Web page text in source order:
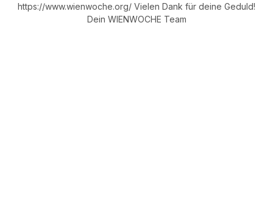
https://www.wienwoche.org/ Vielen Dank für deine Geduld!
Dein WIENWOCHE Team